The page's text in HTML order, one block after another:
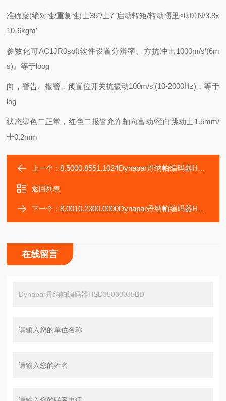
准确度(绝对性/重复性)士35"/士7"启动转矩/转动惯里<0.01N/3.8x
10-6kgm'
参数化可AC1JR0soft软件设置分辨率、方抗冲击1000m/s'(6m
s)』等于loog
向，警告、报警，预置位开关抗振动100m/s'(10-2000Hz)，等于
log
状态绿色二正常，红色二报警允许轴向富动/径向跳动士1.5mm/
士0.2mm
上一个：8.5000.8551.1024Dynapar丹纳帕编码器HSD350300J5B9
返回列表
下一个：8.0010.2300.0000Dynapar丹纳帕编码器HSD350300J5BE
在线留言